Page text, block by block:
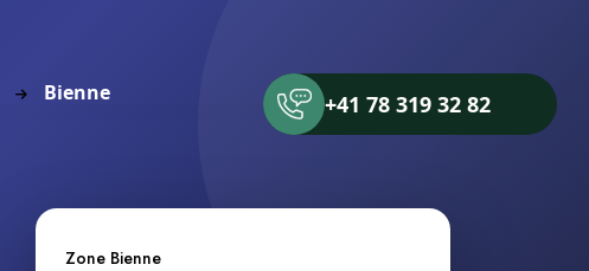
+41 78 319 32 82
Bienne
Zone Bienne